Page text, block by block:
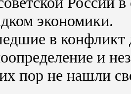
экономики.
конфликт два
и
пор не нашли